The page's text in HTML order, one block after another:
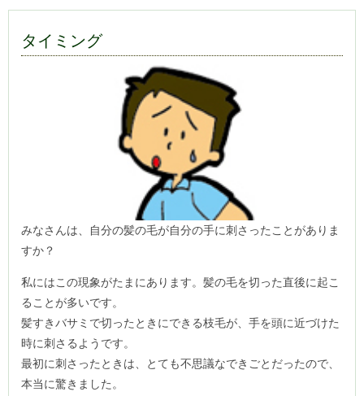
タイミング
みなさんは、自分の髪の毛が自分の手に刺さったことがありま
すか？
私にはこの現象がたまにあります。髪の毛を切った直後に起こ
ることが多いです。
髪すきバサミで切ったときにできる枝毛が、手を頭に近づけた
時に刺さるようです。
最初に刺さったときは、とても不思議なできごとだったので、
本当に驚きました。